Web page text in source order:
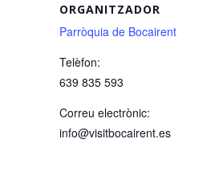
ORGANITZADOR
Parròquia de Bocairent
Telèfon:
639 835 593
Correu electrònic:
info@visitbocairent.es